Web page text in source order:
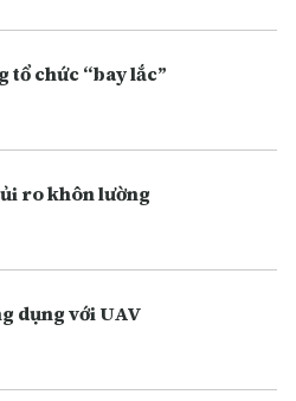
tổ chức “bay lắc”
ro khôn lường
dụng với UAV